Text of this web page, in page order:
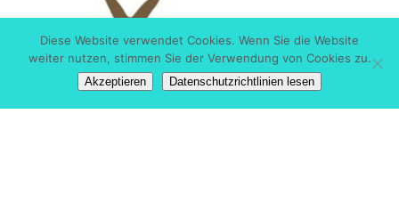
Diese Website verwendet Cookies. Wenn Sie die Website
weiter nutzen, stimmen Sie der Verwendung von Cookies zu.
Akzeptieren Datenschutzrichtlinien lesen